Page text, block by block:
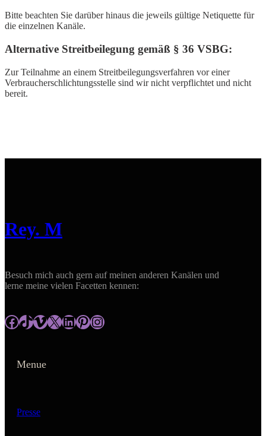
Bitte beachten Sie darüber hinaus die jeweils gültige Netiquette für
die einzelnen Kanäle.
Alternative Streitbeilegung gemäß § 36 VSBG:
Zur Teilnahme an einem Streitbeilegungsverfahren vor einer
Verbraucherschlichtungsstelle sind wir nicht verpflichtet und nicht
bereit.
Rey. M
Besuch mich auch gern auf meinen anderen Kanälen und
lerne meine vielen Facetten kennen:
https://www.facebook.com/rey.m.gallery tiktok.com/@reym_gallery https://vimeo.com/user195417306 https://x.com/ReyM_gallery?t=ApKk-z5X__ugZ1aV5kCItQ&s=09 https://www.linkedin.com/in/antje-meyer-reym/ https://www.pinterest.de/reymgallery/ https://www.instagram.com/rey.m_gallery/
Menue
Presse